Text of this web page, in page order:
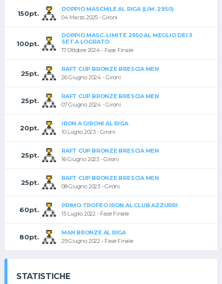
150pt.
DOPPIO MASCHILE AL RIGA (LIM. 2950)
04 Marzo 2025 - Gironi
100pt.
DOPPIO MASC. LIMITE 2950 AL MEGLIO DEI 3
SET A LOGRATO
17 Ottobre 2024 - Fase Finale
25pt.
RAFT CUP BRONZE BRESCIA MEN
26 Giugno 2024 - Gironi
25pt.
RAFT CUP BRONZE BRESCIA MEN
07 Giugno 2024 - Gironi
20pt.
IRON A GIRONI AL RIGA
10 Luglio 2023 - Gironi
25pt.
RAFT CUP BRONZE BRESCIA MEN
16 Giugno 2023 - Gironi
25pt.
RAFT CUP BRONZE BRESCIA MEN
08 Giugno 2023 - Gironi
60pt.
PRIMO TROFEO IRON AL CLUB AZZURRI
15 Luglio 2022 - Fase Finale
80pt.
MAN BRONZE AL RIGA
29 Giugno 2022 - Fase Finale
STATISTICHE